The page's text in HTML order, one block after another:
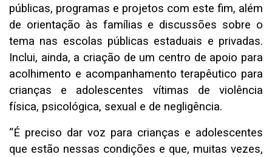
públicas, programas e projetos com este fim, além
de orientação às famílias e discussões sobre o
tema nas escolas públicas estaduais e privadas.
Inclui, ainda, a criação de um centro de apoio para
acolhimento e acompanhamento terapêutico para
crianças e adolescentes vítimas de violência
física, psicológica, sexual e de negligência.
“É preciso dar voz para crianças e adolescentes
que estão nessas condições e que, muitas vezes,